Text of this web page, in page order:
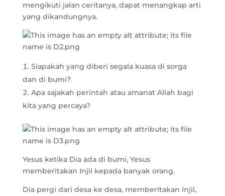
mengikuti jalan ceritanya, dapat menangkap arti
yang dikandungnya.
Siapakah yang diberi segala kuasa di sorga
dan di bumi?
Apa sajakah perintah atau amanat Allah bagi
kita yang percaya?
Yesus ketika Dia ada di bumi, Yesus
memberitakan Injil kepada banyak orang.
Dia pergi dari desa ke desa, memberitakan Injil,